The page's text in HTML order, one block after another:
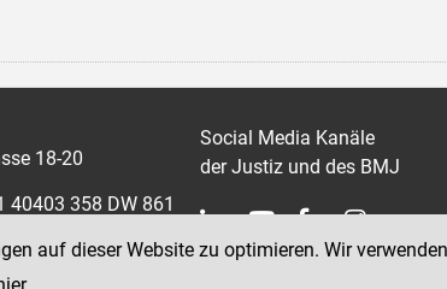
18-20
40403 358 DW 861
358 865
Social Media Kanäle
der Justiz und des BMJ
auf dieser Website zu optimieren. Wir